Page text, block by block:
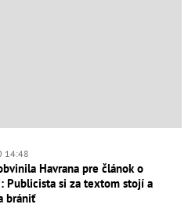
14:48
Havrana pre článok o
Publicista si za textom stojí a
brániť